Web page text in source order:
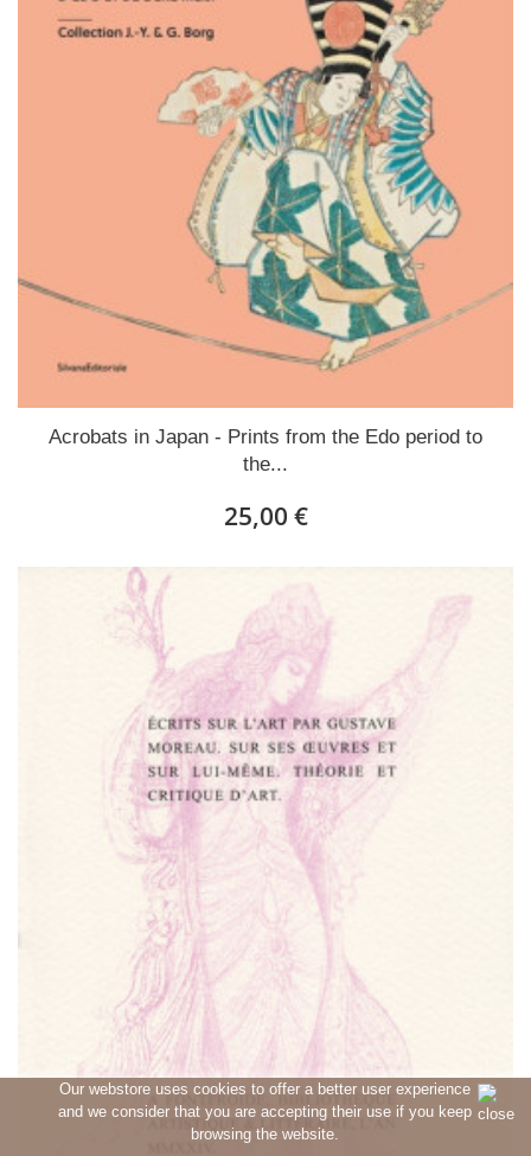
Our webstore uses cookies to offer a better user experience
and we consider that you are accepting their use if you keep
browsing the website.
Acrobats in Japan - Prints from the Edo period to
the...
25,00 €